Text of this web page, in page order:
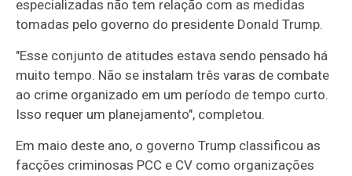
especializadas não tem relação com as medidas
tomadas pelo governo do presidente Donald Trump.
"Esse conjunto de atitudes estava sendo pensado há
muito tempo. Não se instalam três varas de combate
ao crime organizado em um período de tempo curto.
Isso requer um planejamento", completou.
Em maio deste ano, o governo Trump classificou as
facções criminosas PCC e CV como organizações